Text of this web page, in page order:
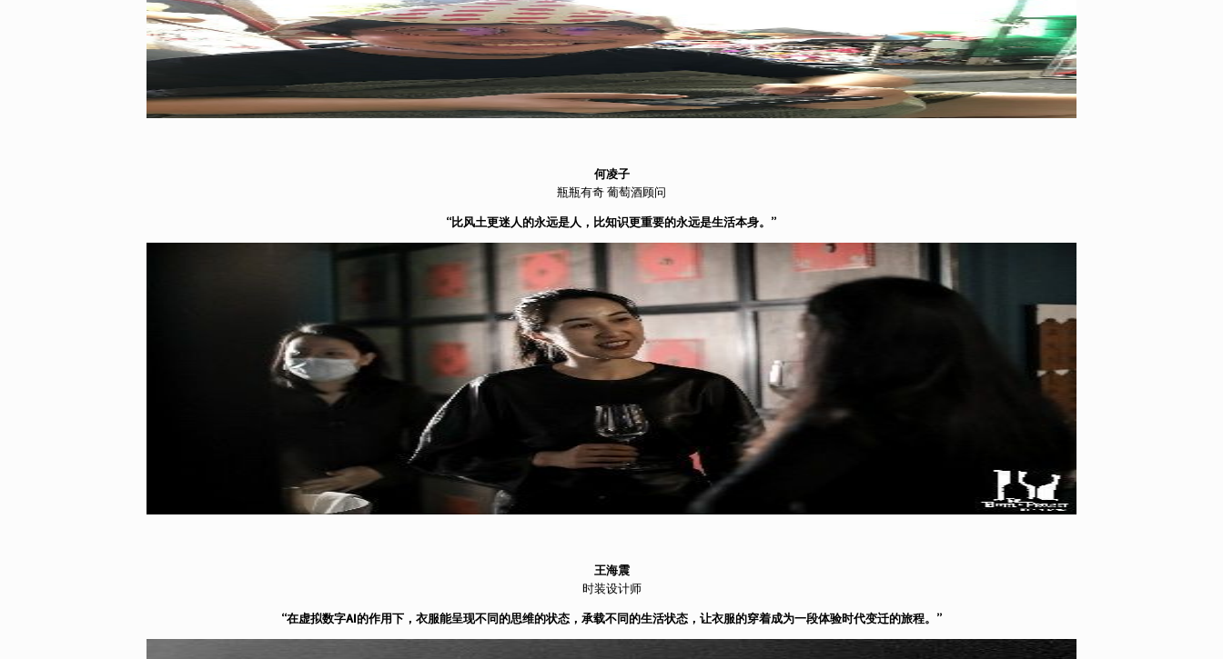
何凌子
瓶瓶有奇 葡萄酒顾问
“比风土更迷人的永远是人，比知识更重要的永远是生活本身。”
王海震
时装设计师
“在虚拟数字AI的作用下，衣服能呈现不同的思维的状态，承载不同的生活状态，让衣服的穿着成为一段体验时代变迁的旅程。”